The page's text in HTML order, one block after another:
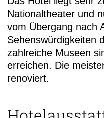
Nationaltheater und
vom Übergang nach
Sehenswürdigkeiten
zahlreiche Museen
erreichen. Die
renoviert.